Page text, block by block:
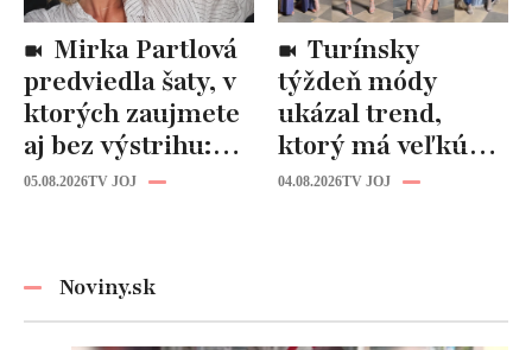
predviedla šaty, v
ktorých zaujmete
aj bez výstrihu:
Ich čaro je v tomto
05.08.2026TV JOJ
týždeň módy
ukázal trend,
ktorý má veľkú
budúcnosť: Počuli
04.08.2026TV JOJ
Noviny.sk